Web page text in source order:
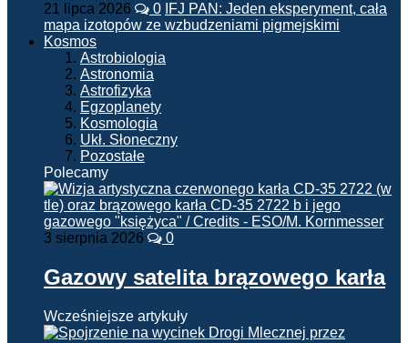
21 lipca 2026 0 IFJ PAN: Jeden eksperyment, cała
mapa izotopów ze wzbudzeniami pigmejskimi
Kosmos
Astrobiologia
Astronomia
Astrofizyka
Egzoplanety
Kosmologia
Ukł. Słoneczny
Pozostałe
Polecamy
3 sierpnia 2026 0
Gazowy satelita brązowego karła
Wcześniejsze artykuły